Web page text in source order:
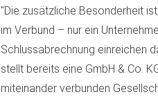
"Die zusätzliche Besonderheit
im Verbund – nur ein
Schlussabrechnung einreichen
stellt bereits eine GmbH & Co.
miteinander verbunden